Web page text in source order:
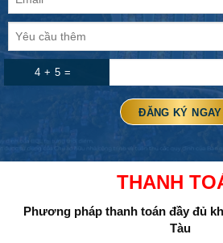
4 + 5 =
THANH
Phương pháp thanh toán đầy đủ
Tàu